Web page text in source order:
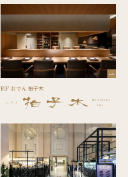
B1F おでん 拍子木